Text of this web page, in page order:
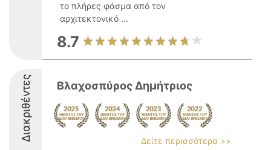
το πλήρες φάσμα από τον
αρχιτεκτονικό ...
8.7
Διακριθέντες Βλαχοσπύρος Δημήτριος
Δείτε περισσότερα >>